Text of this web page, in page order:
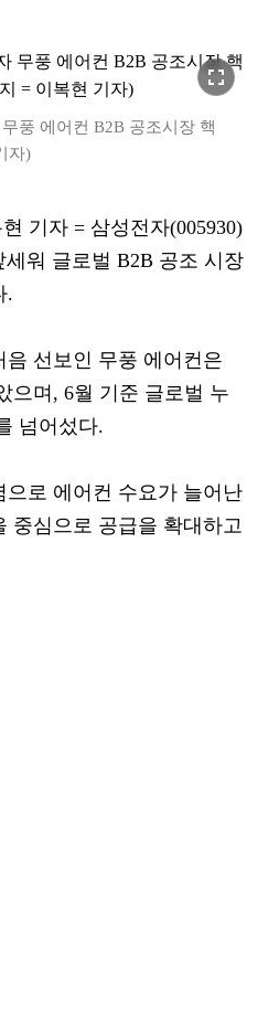
fullscreen
풍 에어컨 B2B 공조시장 핵
자)
기자 = 삼성전자(005930)
세워 글로벌 B2B 공조 시장
.
음 선보인 무풍 에어컨은
으며, 6월 기준 글로벌 누
넘어섰다.
으로 에어컨 수요가 늘어난
중심으로 공급을 확대하고